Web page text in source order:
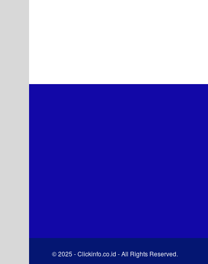
© 2025 - Clickinfo.co.id - All Rights Reserved.